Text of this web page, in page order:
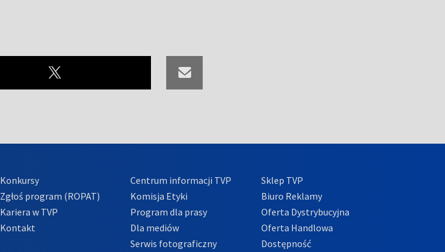
Konkursy
Zgłoś program (ROPAT)
Kariera w TVP
Kontakt
Centrum informacji TVP
Komisja Etyki
Program dla prasy
Dla mediów
Serwis fotograficzny
Sklep TVP
Biuro Reklamy
Oferta Dystrybucyjna
Oferta Handlowa
Dostępność